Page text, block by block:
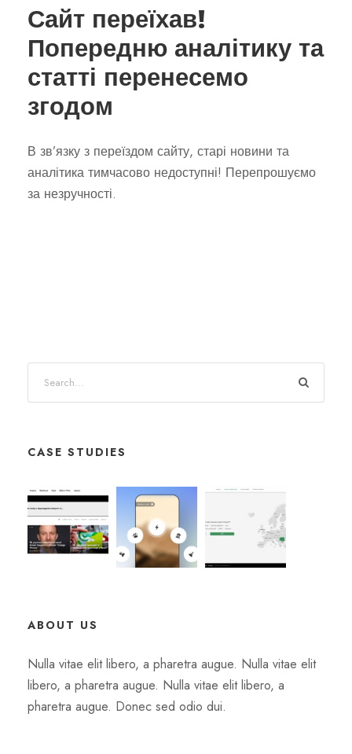
Сайт переїхав!
Попередню аналітику та
статті перенесемо
згодом
В зв’язку з переїздом сайту, старі новини та
аналітика тимчасово недоступні! Перепрошуємо
за незручності.
CASE STUDIES
ABOUT US
Nulla vitae elit libero, a pharetra augue. Nulla vitae elit
libero, a pharetra augue. Nulla vitae elit libero, a
pharetra augue. Donec sed odio dui.